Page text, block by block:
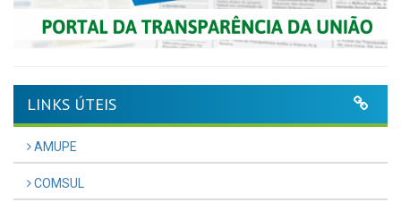
LINKS ÚTEIS
AMUPE
COMSUL